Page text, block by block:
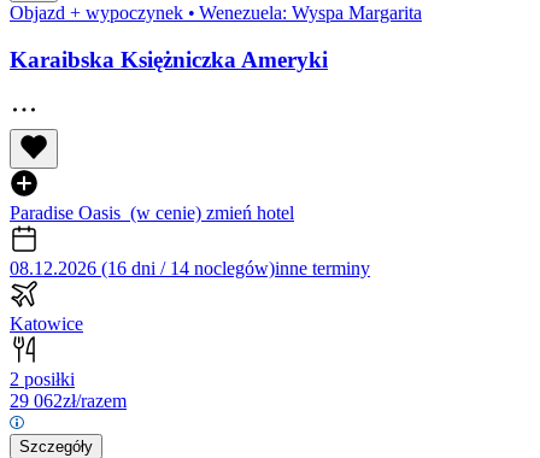
Objazd + wypoczynek • Wenezuela: Wyspa Margarita
Karaibska Księżniczka Ameryki
Paradise Oasis (w cenie) zmień hotel
08.12.2026 (16 dni / 14 noclegów)inne terminy
Katowice
2 posiłki
29 062zł/razem
Szczegóły